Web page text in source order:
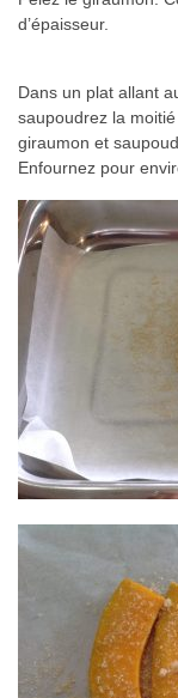
d’épaisseur.
Dans un plat allant
saupoudrez la
giraumon et
Enfournez pour